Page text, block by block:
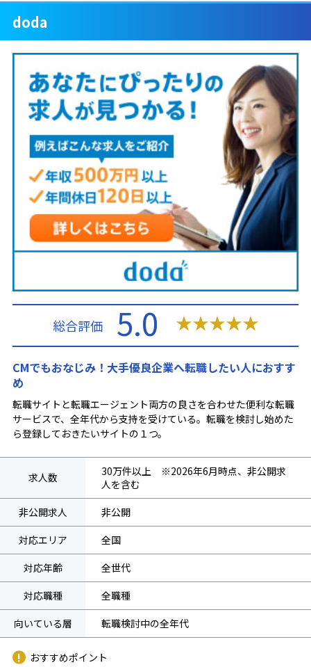
doda
CMでもおなじみ！大手優良企業へ転職したい人におすす
め
転職サイトと転職エージェント両方の良さを合わせた便利な転職
サービスで、全年代から支持を受けている。転職を検討し始めた
ら登録しておきたいサイトの１つ。
総合評価 5.0 ★★★★★
求人数
30万件以上 ※2026年6月時点、非公開求
人を含む
非公開求人
非公開
対応エリア
全国
対応年齢
全世代
対応職種
全職種
向いている層
転職検討中の全年代
おすすめポイント